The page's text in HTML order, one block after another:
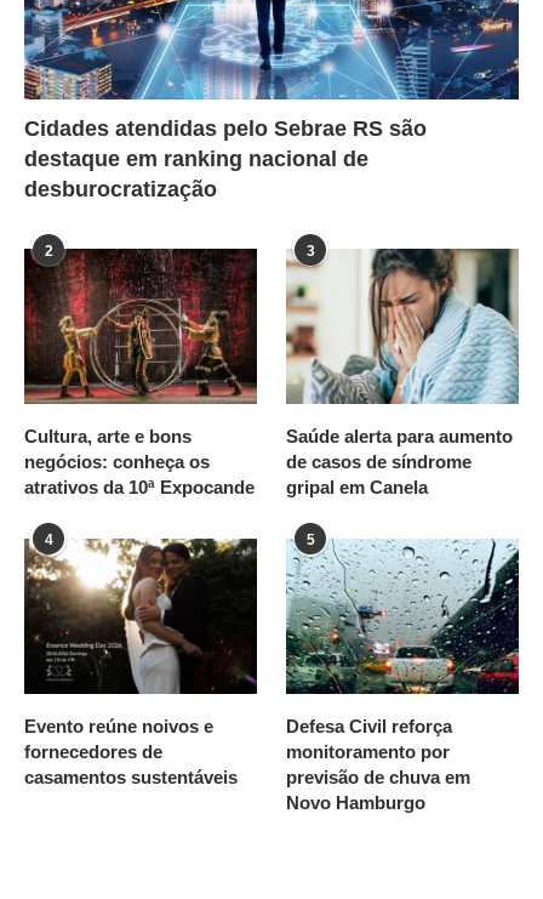
Cidades atendidas pelo Sebrae RS são
destaque em ranking nacional de
desburocratização
2
Cultura, arte e bons
negócios: conheça os
atrativos da 10ª Expocande
3
Saúde alerta para aumento
de casos de síndrome
gripal em Canela
4
Evento reúne noivos e
fornecedores de
casamentos sustentáveis
5
Defesa Civil reforça
monitoramento por
previsão de chuva em
Novo Hamburgo